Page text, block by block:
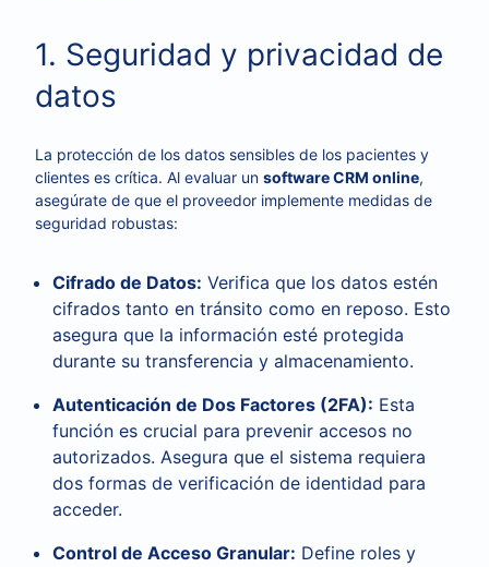
1. Seguridad y privacidad de
datos
La protección de los datos sensibles de los pacientes y
clientes es crítica. Al evaluar un software CRM online,
asegúrate de que el proveedor implemente medidas de
seguridad robustas:
Cifrado de Datos: Verifica que los datos estén
cifrados tanto en tránsito como en reposo. Esto
asegura que la información esté protegida
durante su transferencia y almacenamiento.
Autenticación de Dos Factores (2FA): Esta
función es crucial para prevenir accesos no
autorizados. Asegura que el sistema requiera
dos formas de verificación de identidad para
acceder.
Control de Acceso Granular: Define roles y